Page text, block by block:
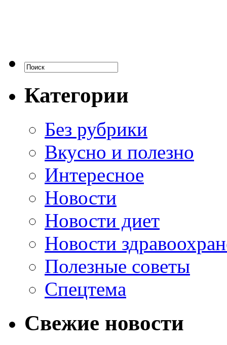
Категории
Без рубрики
Вкусно и полезно
Интересное
Новости
Новости диет
Новости
Полезные советы
Спецтема
Свежие новости